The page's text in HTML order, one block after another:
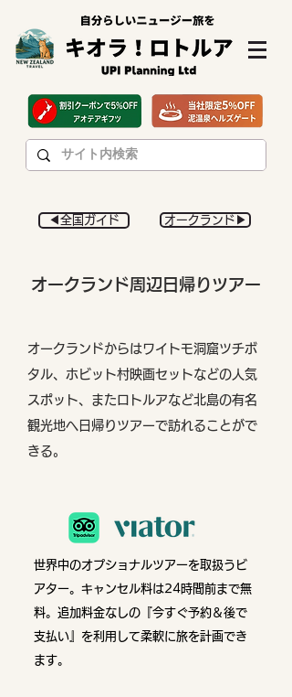
◀︎全国ガイド オークランド▶︎
オークランド周辺日帰りツアー
オークランドからはワイトモ洞窟ツチボ
タル、ホビット村映画セットなどの人気
スポット、またロトルアなど北島の有名
観光地へ日帰りツアーで訪れることがで
きる。
世界中のオプショナルツアーを取扱うビ
アター。 キャンセル料は24時間前まで無
料。追加料金なしの『今すぐ予約＆後で
支払い』を利用して柔軟に旅を計画でき
ます。